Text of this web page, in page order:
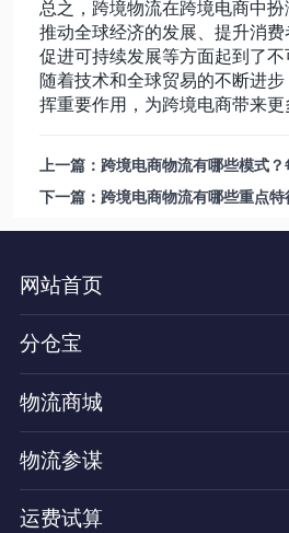
总之，跨境物流在跨境电商中
推动全球经济的发展、提升消
促进可持续发展等方面起到了
随着技术和全球贸易的不断进
挥重要作用，为跨境电商带来更
上一篇：跨境电商物流有哪些模式
下一篇：跨境电商物流有哪些重点特
网站首页
分仓宝
物流商城
物流参谋
运费试算